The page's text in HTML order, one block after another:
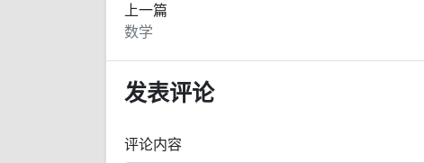
上一篇
数学
发表评论
评论内容